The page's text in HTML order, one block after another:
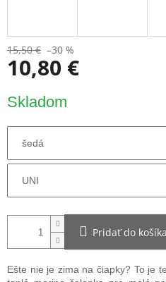
15,50 € –30 %
10,80 €
cena:
Skladom
Pridať do košíka
Ešte nie je zima na čiapky? To je